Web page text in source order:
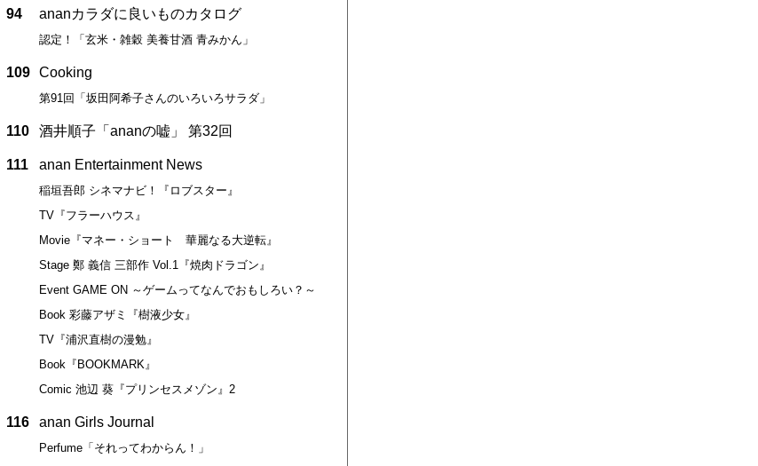
94 ananカラダに良いものカタログ
認定！「玄米・雑穀 美養甘酒 青みかん」
109 Cooking
第91回「坂田阿希子さんのいろいろサラダ」
110 酒井順子「ananの嘘」 第32回
111 anan Entertainment News
稲垣吾郎 シネマナビ！『ロブスター』
TV『フラーハウス』
Movie『マネー・ショート 華麗なる大逆転』
Stage 鄭 義信 三部作 Vol.1『焼肉ドラゴン』
Event GAME ON ～ゲームってなんでおもしろい？～
Book 彩藤アザミ『樹液少女』
TV『浦沢直樹の漫勉』
Book『BOOKMARK』
Comic 池辺 葵『プリンセスメゾン』2
116 anan Girls Journal
Perfume「それってわからん！」